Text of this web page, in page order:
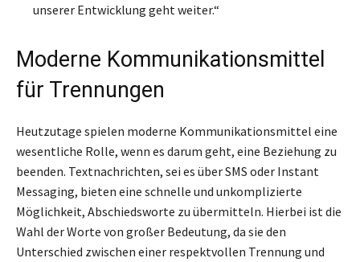
unserer Entwicklung geht weiter.“
Moderne Kommunikationsmittel
für Trennungen
Heutzutage spielen moderne Kommunikationsmittel eine
wesentliche Rolle, wenn es darum geht, eine Beziehung zu
beenden. Textnachrichten, sei es über SMS oder Instant
Messaging, bieten eine schnelle und unkomplizierte
Möglichkeit, Abschiedsworte zu übermitteln. Hierbei ist die
Wahl der Worte von großer Bedeutung, da sie den
Unterschied zwischen einer respektvollen Trennung und